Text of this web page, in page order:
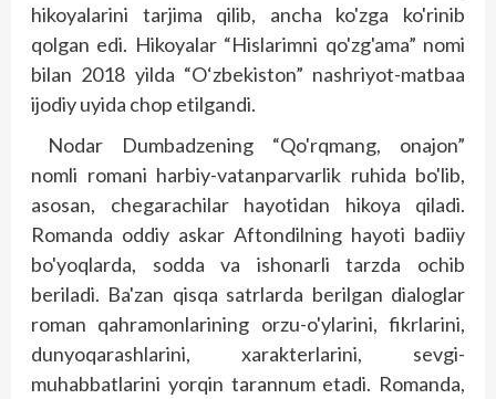
hikoyalarini tarjima qilib, ancha ko'zga ko'rinib
qolgan edi. Hikoyalar “Hislarimni qo'zg'ama” nomi
bilan 2018 yilda “O‘zbekiston” nashriyot-matbaa
ijodiy uyida chop etilgandi.
Nodar Dumbadzening “Qo'rqmang, onajon”
nomli romani harbiy-vatanparvarlik ruhida bo'lib,
asosan, chegarachilar hayotidan hikoya qiladi.
Romanda oddiy askar Aftondilning hayoti badiiy
bo'yoqlarda, sodda va ishonarli tarzda ochib
beriladi. Ba'zan qisqa satrlarda berilgan dialoglar
roman qahramonlarining orzu-o'ylarini, fikrlarini,
dunyoqarashlarini, xarakterlarini, sevgi-
muhabbatlarini yorqin tarannum etadi. Romanda,